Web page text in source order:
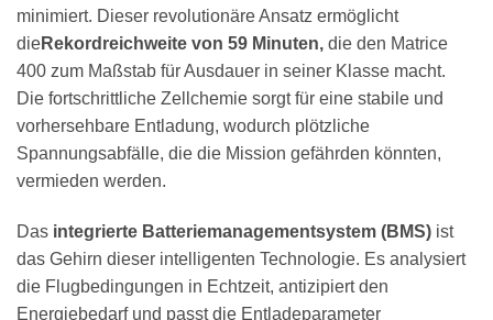
minimiert. Dieser revolutionäre Ansatz ermöglicht
dieRekordreichweite von 59 Minuten, die den Matrice
400 zum Maßstab für Ausdauer in seiner Klasse macht.
Die fortschrittliche Zellchemie sorgt für eine stabile und
vorhersehbare Entladung, wodurch plötzliche
Spannungsabfälle, die die Mission gefährden könnten,
vermieden werden.
Das integrierte Batteriemanagementsystem (BMS) ist
das Gehirn dieser intelligenten Technologie. Es analysiert
die Flugbedingungen in Echtzeit, antizipiert den
Energiebedarf und passt die Entladeparameter